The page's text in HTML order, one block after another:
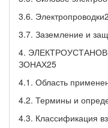
3.6.
3.7. Заземление и
4.
ЗОНАХ25
4.1. Область
4.2. Термины и
4.3. Классификация